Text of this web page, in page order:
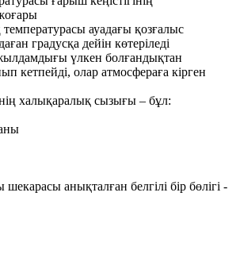
ауадағы қозғалыс
градусқа дейін көтеріледі
үлкен болғандықтан
кетпейді, олар атмосфераға кірген
халықаралық сызығы – бұл:
анықталған белгілі бір бөлігі -